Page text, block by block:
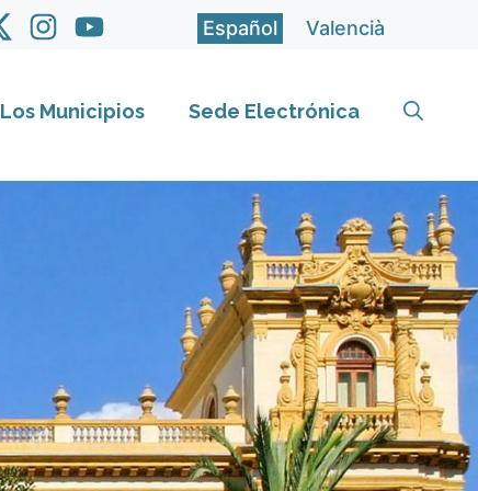
Español Valencià
Los Municipios Sede Electrónica